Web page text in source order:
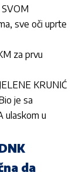
sve oči uprte
za prvu
KRUNIĆ
je sa
ulaskom u
da